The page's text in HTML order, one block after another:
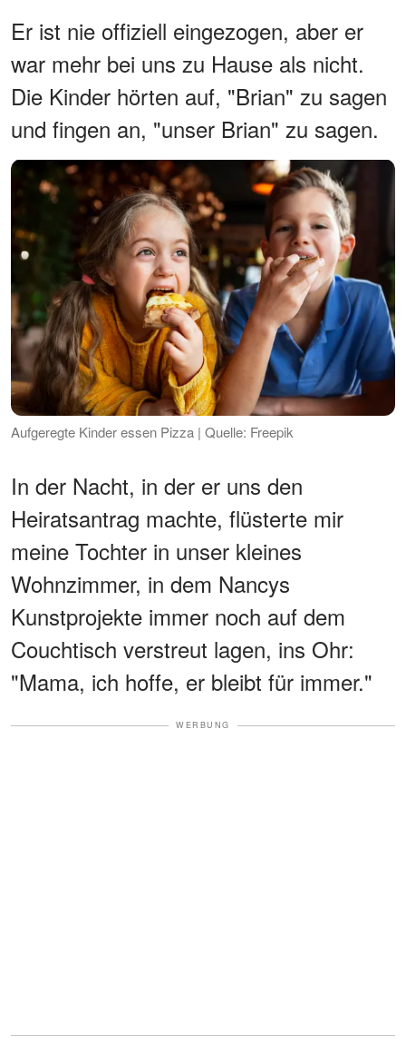
Er ist nie offiziell eingezogen, aber er
war mehr bei uns zu Hause als nicht.
Die Kinder hörten auf, "Brian" zu sagen
und fingen an, "unser Brian" zu sagen.
Aufgeregte Kinder essen Pizza | Quelle: Freepik
In der Nacht, in der er uns den
Heiratsantrag machte, flüsterte mir
meine Tochter in unser kleines
Wohnzimmer, in dem Nancys
Kunstprojekte immer noch auf dem
Couchtisch verstreut lagen, ins Ohr:
"Mama, ich hoffe, er bleibt für immer."
WERBUNG